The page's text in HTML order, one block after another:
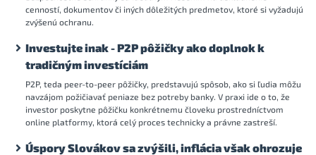
cenností, dokumentov či iných dôležitých predmetov, ktoré si vyžadujú
zvýšenú ochranu.
Investujte inak - P2P pôžičky ako doplnok k
tradičným investíciám
P2P, teda peer-to-peer pôžičky, predstavujú spôsob, ako si ľudia môžu
navzájom požičiavať peniaze bez potreby banky. V praxi ide o to, že
investor poskytne pôžičku konkrétnemu človeku prostredníctvom
online platformy, ktorá celý proces technicky a právne zastreší.
Úspory Slovákov sa zvýšili, inflácia však ohrozuje